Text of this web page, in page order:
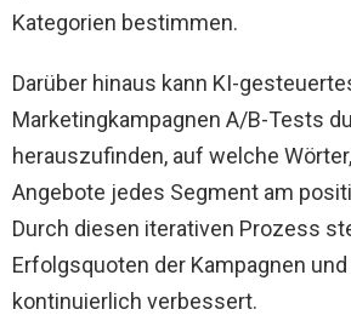
Kategorien bestimmen.
Darüber hinaus kann KI-
Marketingkampagnen A/B-Tests
herauszufinden, auf welche
Angebote jedes Segment am
Durch diesen iterativen Prozess
Erfolgsquoten der Kampagnen
kontinuierlich verbessert.